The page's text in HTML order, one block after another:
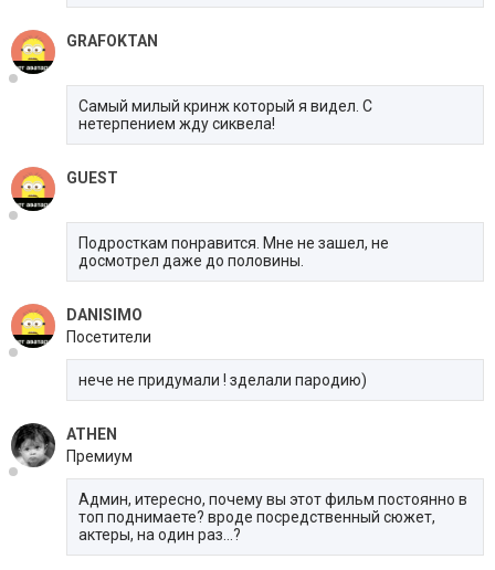
GRAFOKTAN
Самый милый кринж который я видел. С
нетерпением жду сиквела!
GUEST
Подросткам понравится. Мне не зашел, не
досмотрел даже до половины.
DANISIMO
Посетители
нече не придумали ! зделали пародию)
ATHEN
Премиум
Админ, итересно, почему вы этот фильм постоянно в
топ поднимаете? вроде посредственный сюжет,
актеры, на один раз...?